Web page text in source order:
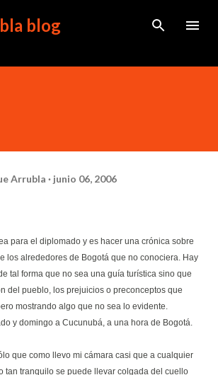
Ir al contenido principal
blog
Arrubla junio 06, 2006
para el diplomado y es hacer una crónica sobre
los alrededores de Bogotá que no conociera. Hay
tal forma que no sea una guía turística sino que
del pueblo, los prejuicios o preconceptos que
mostrando algo que no sea lo evidente.
y domingo a Cucunubá, a una hora de Bogotá.
que como llevo mi cámara casi que a cualquier
tan tranquilo se puede llevar colgada del cuello